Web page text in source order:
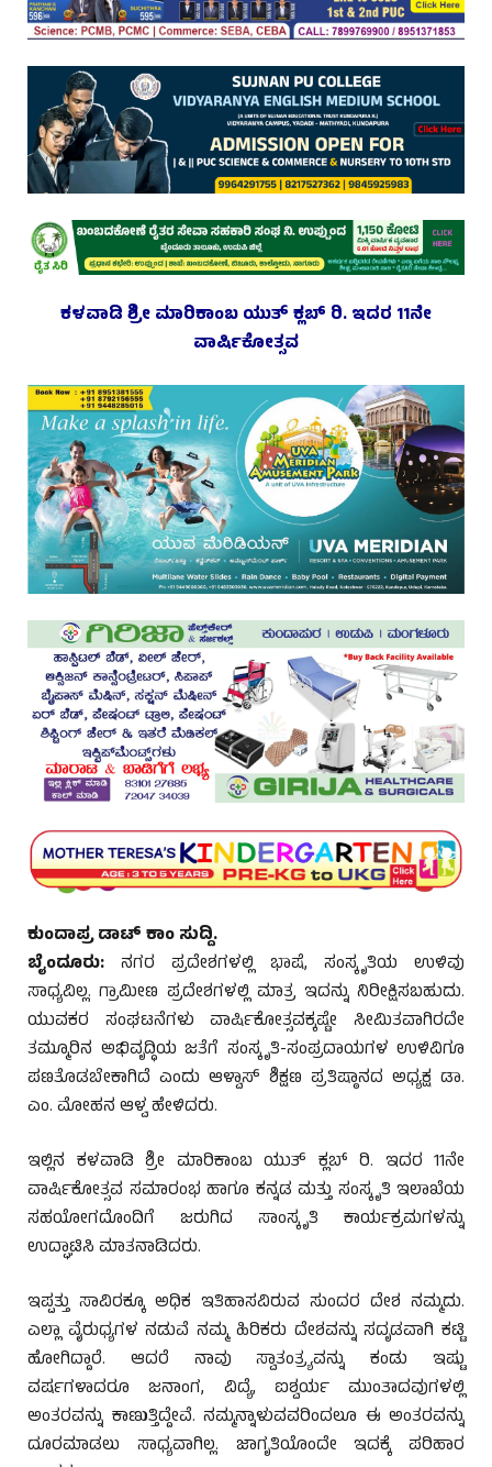
ಕಳವಾಡಿ ಶ್ರೀ ಮಾರಿಕಾಂಬ ಯುತ್ ಕ್ಲಬ್ ರಿ. ಇದರ 11ನೇ
ವಾರ್ಷಿಕೋತ್ಸವ
ಕುಂದಾಪ್ರ ಡಾಟ್ ಕಾಂ ಸುದ್ದಿ.
ಬೈಂದೂರು: ನಗರ ಪ್ರದೇಶಗಳಲ್ಲಿ ಭಾಷೆ, ಸಂಸ್ಕೃತಿಯ ಉಳಿವು
ಸಾಧ್ಯವಿಲ್ಲ. ಗ್ರಾಮೀಣ ಪ್ರದೇಶಗಳಲ್ಲಿ ಮಾತ್ರ ಇದನ್ನು ನಿರೀಕ್ಷಿಸಬಹುದು.
ಯುವಕರ ಸಂಘಟನೆಗಳು ವಾರ್ಷಿಕೋತ್ಸವಕ್ಕಷ್ಟೇ ಸೀಮಿತವಾಗಿರದೇ
ತಮ್ಮೂರಿನ ಅಭಿವೃದ್ಧಿಯ ಜತೆಗೆ ಸಂಸ್ಕೃತಿ-ಸಂಪ್ರದಾಯಗಳ ಉಳಿವಿಗೂ
ಪಣತೊಡಬೇಕಾಗಿದೆ ಎಂದು ಆಳ್ವಾಸ್ ಶಿಕ್ಷಣ ಪ್ರತಿಷ್ಠಾನದ ಅಧ್ಯಕ್ಷ ಡಾ.
ಎಂ. ಮೋಹನ ಆಳ್ವ ಹೇಳಿದರು.
ಇಲ್ಲಿನ ಕಳವಾಡಿ ಶ್ರೀ ಮಾರಿಕಾಂಬ ಯುತ್ ಕ್ಲಬ್ ರಿ. ಇದರ 11ನೇ
ವಾರ್ಷಿಕೋತ್ಸವ ಸಮಾರಂಭ ಹಾಗೂ ಕನ್ನಡ ಮತ್ತು ಸಂಸ್ಕೃತಿ ಇಲಾಖೆಯ
ಸಹಯೋಗದೊಂದಿಗೆ ಜರುಗಿದ ಸಾಂಸ್ಕೃತಿ ಕಾರ್ಯಕ್ರಮಗಳನ್ನು
ಉದ್ಘಾಟಿಸಿ ಮಾತನಾಡಿದರು.
ಇಪ್ಪತ್ತು ಸಾವಿರಕ್ಕೂ ಅಧಿಕ ಇತಿಹಾಸವಿರುವ ಸುಂದರ ದೇಶ ನಮ್ಮದು.
ಎಲ್ಲಾ ವೈರುಧ್ಯಗಳ ನಡುವೆ ನಮ್ಮ ಹಿರಿಕರು ದೇಶವನ್ನು ಸದೃಡವಾಗಿ ಕಟ್ಟಿ
ಹೋಗಿದ್ದಾರೆ. ಆದರೆ ನಾವು ಸ್ವಾತಂತ್ರ್ಯವನ್ನು ಕಂಡು ಇಷ್ಟು
ವರ್ಷಗಳಾದರೂ ಜನಾಂಗ, ವಿದ್ಯೆ, ಐಶ್ವರ್ಯ ಮುಂತಾದವುಗಳಲ್ಲಿ
ಅಂತರವನ್ನು ಕಾಣುತ್ತಿದ್ದೇವೆ. ನಮ್ಮನ್ನಾಳುವವರಿಂದಲೂ ಈ ಅಂತರವನ್ನು
ದೂರಮಾಡಲು ಸಾಧ್ಯವಾಗಿಲ್ಲ. ಜಾಗೃತಿಯೊಂದೇ ಇದಕ್ಕೆ ಪರಿಹಾರ